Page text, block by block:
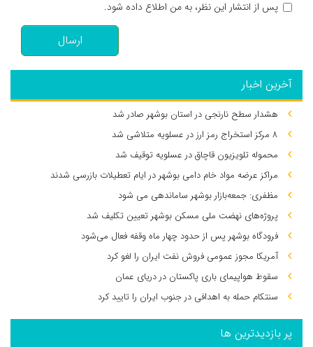
پس از انتشار این نظر، به من اطلاع داده شود.
ارسال
آخرین اخبار
هشدار سطح نارنجی در استان بوشهر صادر شد
۸ مرکز استخراج رمز ارز در عسلویه متلاشی شد
محموله تلویزیون قاچاق در عسلویه توقیف شد
مراکز عرضه مواد خام دامی بوشهر در ایام تعطیلات بازرسی شدند
مظفری: جمعه‌بازار بوشهر ساماندهی می‌ شود
پروژه‌های نهضت ملی مسکن بوشهر تعیین تکلیف شد
فرودگاه بوشهر پس از حدود چهار ماه وقفه فعال می‌شود
آمریکا مجوز عمومی فروش نفت ایران را لغو کرد
سقوط هواپیمای باری پاکستان در دریای عمان
سنتکام حمله به اهدافی در جنوب ایران را تایید کرد
پر بازدیدترین ها